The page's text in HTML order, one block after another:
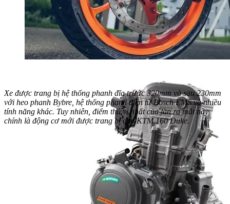
Xe được trang bị hệ thống phanh đĩa trước 320mm và sau 230mm
với heo phanh Bybre, hệ thống phanh điện tử Bosch EMS và nhiều
tính năng khác. Tuy nhiên, điểm thú vị nhất của lần ra mắt này
chính là động cơ mới được trang bị cho KTM 160 Duke.